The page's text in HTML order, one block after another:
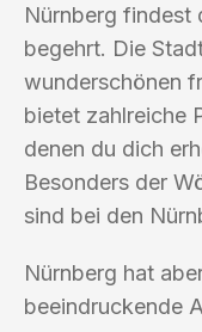
Nürnberg findest
begehrt. Die
wunderschönen
bietet zahlreiche
denen du dich
Besonders der
sind bei den
Nürnberg hat
beeindruckende